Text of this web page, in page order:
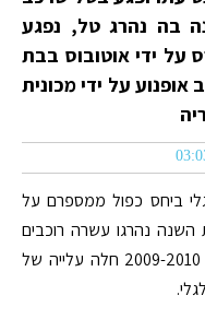
בה נהרג טל, נפגע
אופניים כבן 60 שנדרס על ידי אוטובוס בבת
על ידי מכונית
ביחס כפול ממספרם על
השנה נהרגו עשרה רוכבים
מתוכם כשבעה בימים האחרונים. בשנים 2009-2010 חלה עלייה של